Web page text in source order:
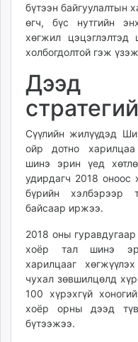
fact.mn
itoim.mn
tumen.mn
times.mn
tvmongolia.mn
mass.mn
unegui.mn
assa.mn
toim.mn
tac.mn
paparazzi.mn
бүтээн байгуулалтын
өгч, бүс нутгийн
хөгжил
холбогдолтой гэж
Дээд
Сүүлийн жилүүдэд
ойр дотно
шинэ эрин үед
удирдагч 2018 оноос
бүрийн хэлбэрээр
байсаар иржээ.
2018 оны
хоёр тал шинэ
харилцааг
чухал зөвшилцөлд
100 хүрэхгүй
хоёр орны дээд
бүтээжээ.